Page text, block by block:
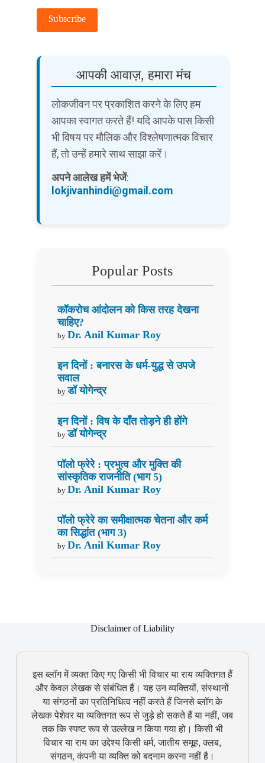
Subscribe
आपकी आवाज़, हमारा मंच
लोकजीवन पर प्रकाशित करने के लिए हम
आपका स्वागत करते हैं! यदि आपके पास किसी
भी विषय पर मौलिक और विश्लेषणात्मक विचार
हैं, तो उन्हें हमारे साथ साझा करें।
अपने आलेख हमें भेजें:
lokjivanhindi@gmail.com
Popular Posts
कॉकरोच आंदोलन को किस तरह देखना
चाहिए?
by Dr. Anil Kumar Roy
इन दिनों : बनारस के धर्म-युद्ध से उपजे
सवाल
by डॉ योगेन्द्र
इन दिनों : विष के दाँत तोड़ने ही होंगे
by डॉ योगेन्द्र
पॉलो फ्रेरे : प्रभुत्व और मुक्ति की
सांस्कृतिक राजनीति (भाग 5)
by Dr. Anil Kumar Roy
पॉलो फ्रेरे का समीक्षात्मक चेतना और कर्म
का सिद्धांत (भाग 3)
by Dr. Anil Kumar Roy
Disclaimer of Liability
इस ब्लॉग में व्यक्त किए गए किसी भी विचार या राय व्यक्तिगत हैं
और केवल लेखक से संबंधित हैं। यह उन व्यक्तियों, संस्थानों
या संगठनों का प्रतिनिधित्व नहीं करते हैं जिनसे ब्लॉग के
लेखक पेशेवर या व्यक्तिगत रूप से जुड़े हो सकते हैं या नहीं, जब
तक कि स्पष्ट रूप से उल्लेख न किया गया हो। किसी भी
विचार या राय का उद्देश्य किसी धर्म, जातीय समूह, क्लब,
संगठन, कंपनी या व्यक्ति को बदनाम करना नहीं है।